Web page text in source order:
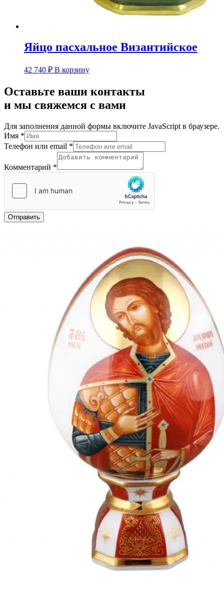
Яйцо пасхальное Византийское
42 740 ₽ В корзину
Оставьте ваши контакты
и мы свяжемся с вами
Для заполнения данной формы включите JavaScript в браузере.
Имя *
Телефон или email *
Комментарий *
Отправить